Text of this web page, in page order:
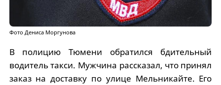
Фото Дениса Моргунова
В полицию Тюмени обратился бдительный
водитель такси. Мужчина рассказал, что принял
заказ на доставку по улице Мельникайте. Его